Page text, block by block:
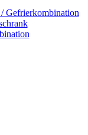
Gefrierkombination